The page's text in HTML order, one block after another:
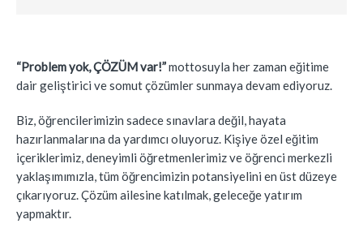
“Problem yok, ÇÖZÜM var!”mottosuyla her zaman eğitime
dair geliştirici ve somut çözümler sunmaya devam ediyoruz.
Biz, öğrencilerimizin sadece sınavlara değil, hayata
hazırlanmalarına da yardımcı oluyoruz. Kişiye özel eğitim
içeriklerimiz, deneyimli öğretmenlerimiz ve öğrenci merkezli
yaklaşımımızla, tüm öğrencimizin potansiyelini en üst düzeye
çıkarıyoruz. Çözüm ailesine katılmak, geleceğe yatırım
yapmaktır.